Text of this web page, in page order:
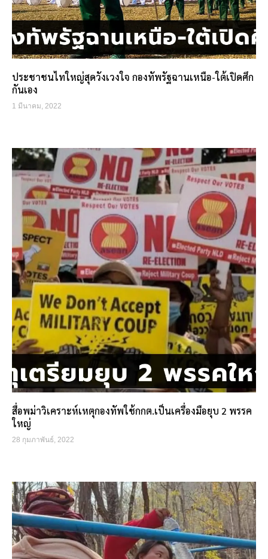
ประชาชนไทใหญ่สุดวังเวงใจ กองทัพรัฐฉานเหนือ-ใต้เปิดศึก
กันเอง
1 มีนาคม, 2022
สื่อพม่าวิเคราะห์เหตุกองทัพใช้กกต.เป็นเครื่องมือยุบ 2 พรรค
ใหญ่
28 กุมภาพันธ์, 2022